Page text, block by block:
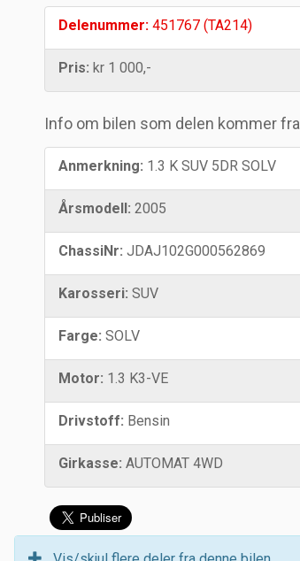
Delenummer: 451767 (TA214)
Pris: kr 1 000,-
Info om bilen som delen kommer fra
Anmerkning: 1.3 K SUV 5DR SOLV
Årsmodell: 2005
ChassiNr: JDAJ102G000562869
Karosseri: SUV
Farge: SOLV
Motor: 1.3 K3-VE
Drivstoff: Bensin
Girkasse: AUTOMAT 4WD